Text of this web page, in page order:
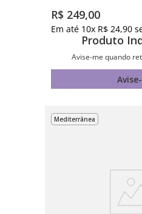
R$ 249,00
Em até 10x R$ 24,90
Produto
Avise-me quando
Mediterrânea